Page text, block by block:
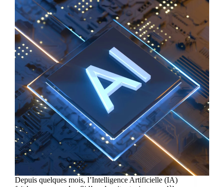
Depuis quelques mois, l’Intelligence Artificielle (IA)